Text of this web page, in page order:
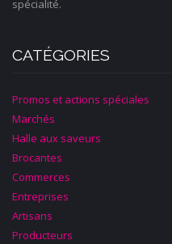
spécialité.
CATÉGORIES
Promos et actions spéciales
Marchés
Halle aux saveurs
Brocantes
Commerces
Entreprises
Artisans
Producteurs